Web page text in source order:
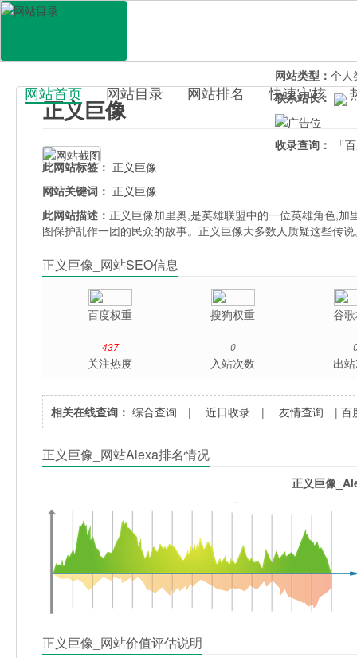
百科目录
网站首页 网站目录 网站排名 快速审核
正义巨像
网站类型： 个人
联系站长：
收录查询：
「
此网站标签： 正义巨像
网站关键词： 正义巨像
此网站描述： 正义巨像加里奥,是英雄联盟中的一位英雄角色,
图保护乱作一团的民众的故事。正义巨像大多数人质疑这些传
正义巨像_网站SEO信息
百度权重 搜狗权重 谷
437
关注热度
0
入站次数 出
相关在线查询： 综合查询 |近日收录 |友情查询 |百
正义巨像_网站Alexa排名情况
正义巨像
正义巨像_网站价值评估说明